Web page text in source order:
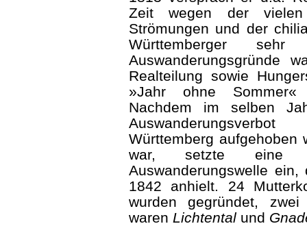
Zeit wegen der vielen
Strömungen und der
Württemberger
Auswanderungsgründe
Realteilung sowie
»Jahr ohne Sommer«
Nachdem im selben
Württemberg aufgehoben
war, setzte eine
Auswanderungswelle ein,
1842 anhielt. 24
wurden gegründet, zwei
waren Lichtental und